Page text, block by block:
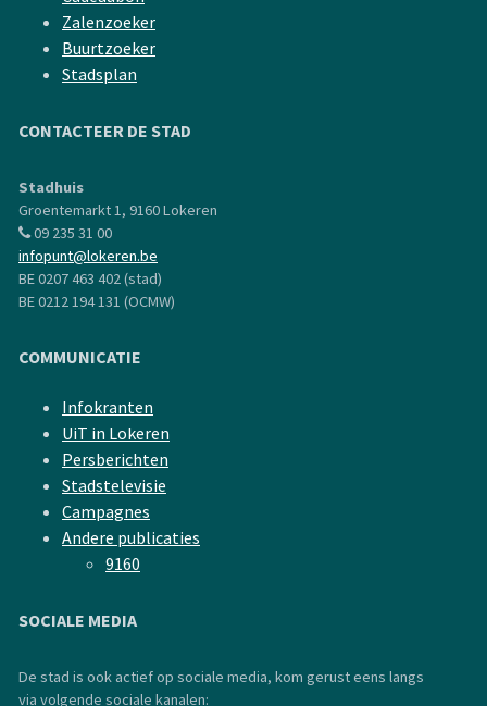
Zalenzoeker
Buurtzoeker
Stadsplan
CONTACTEER DE STAD
Stadhuis
Groentemarkt 1, 9160 Lokeren
09 235 31 00
infopunt@lokeren.be
BE 0207 463 402 (stad)
BE 0212 194 131 (OCMW)
COMMUNICATIE
Infokranten
UiT in Lokeren
Persberichten
Stadstelevisie
Campagnes
Andere publicaties
9160
SOCIALE MEDIA
De stad is ook actief op sociale media, kom gerust eens langs
via volgende sociale kanalen: